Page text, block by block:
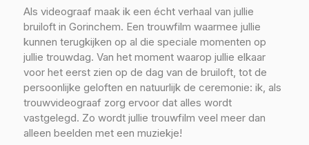
Als videograaf maak ik een écht verhaal van jullie
bruiloft in Gorinchem. Een trouwfilm waarmee jullie
kunnen terugkijken op al die speciale momenten op
jullie trouwdag. Van het moment waarop jullie elkaar
voor het eerst zien op de dag van de bruiloft, tot de
persoonlijke geloften en natuurlijk de ceremonie: ik, als
trouwvideograaf zorg ervoor dat alles wordt
vastgelegd. Zo wordt jullie trouwfilm veel meer dan
alleen beelden met een muziekje!